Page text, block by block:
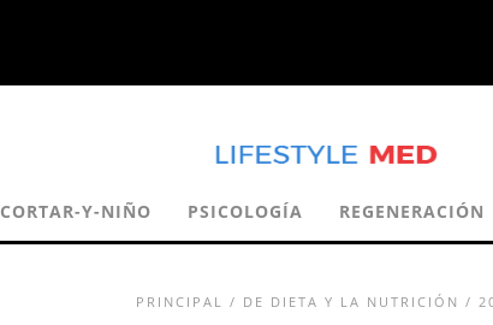
CORTAR-Y-NIÑO PSICOLOGÍA REGENERACIÓN
PRINCIPAL / DE DIETA Y LA NUTRICIÓN /